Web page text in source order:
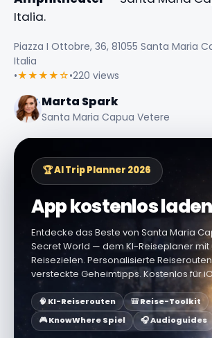
Italia.
Piazza I Ottobre, 36, 81055 Santa Maria
Italia
•★★★★☆•220 views
Marta Spark
Santa Maria Capua Vetere
🏆 AI Trip Planner 2026
App kostenlos laden
Entdecke das Beste von Santa Maria
Secret World — dem KI-Reiseplaner mit
Reisezielen. Personalisierte
versteckte Geheimtipps. Kostenlos für
🧠 KI-Reiserouten
🎒 Reise-Toolkit
🎮 KnowWhere Spiel
🎧 Audioguides